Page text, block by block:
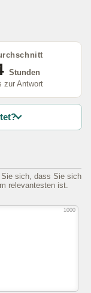
Stunden
zur Antwort
Sie sich, dass Sie sich
relevantesten ist.
1000